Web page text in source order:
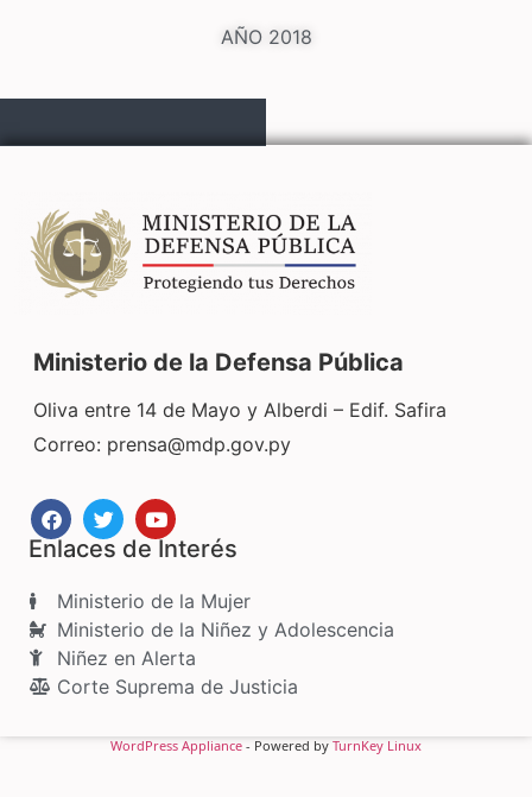
AÑO 2018
Ministerio de la Defensa Pública
Oliva entre 14 de Mayo y Alberdi – Edif. Safira
Correo: prensa@mdp.gov.py
Enlaces de Interés
Ministerio de la Mujer
Ministerio de la Niñez y Adolescencia
Niñez en Alerta
Corte Suprema de Justicia
WordPress Appliance - Powered by TurnKey Linux